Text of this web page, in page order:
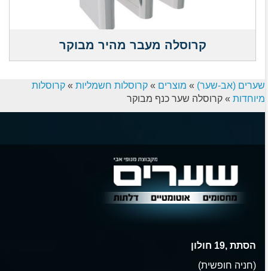
קרוסלה מעבר מהיר מבוקר
שערים (אב-שער) » מוצרים » קרוסלות חשמליות » קרוסלות
מיוחדות » קרוסלה שער כנף מבוקר
הסתת ,19 חולון
(חניה חופשית)